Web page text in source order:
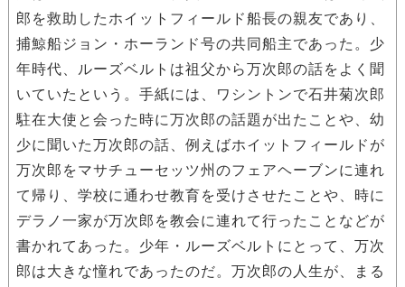
郎を救助したホイットフィールド船長の親友であり、
捕鯨船ジョン・ホーランド号の共同船主であった。少
年時代、ルーズベルトは祖父から万次郎の話をよく聞
いていたという。手紙には、ワシントンで石井菊次郎
駐在大使と会った時に万次郎の話題が出たことや、幼
少に聞いた万次郎の話、例えばホイットフィールドが
万次郎をマサチューセッツ州のフェアヘーブンに連れ
て帰り、学校に通わせ教育を受けさせたことや、時に
デラノ一家が万次郎を教会に連れて行ったことなどが
書かれてあった。少年・ルーズベルトにとって、万次
郎は大きな憧れであったのだ。万次郎の人生が、まる